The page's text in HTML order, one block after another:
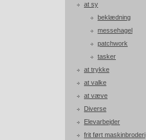
at sy
beklædning
messehagel
patchwork
tasker
at trykke
at valke
at væve
Diverse
Elevarbejder
frit ført maskinbroderi